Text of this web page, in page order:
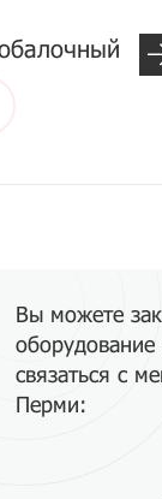
Вы можете
связаться с
Перми: